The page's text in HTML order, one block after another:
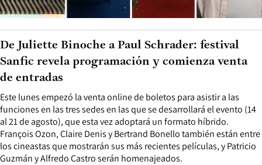
Este lunes empezó la venta online de boletos para asistir a las
funciones en las tres sedes en las que se desarrollará el evento (14
al 21 de agosto), que esta vez adoptará un formato híbrido.
François Ozon, Claire Denis y Bertrand Bonello también están entre
los cineastas que mostrarán sus más recientes películas, y Patricio
Guzmán y Alfredo Castro serán homenajeados.
De Juliette Binoche a Paul Schrader: festival
Sanfic revela programación y comienza venta
de entradas